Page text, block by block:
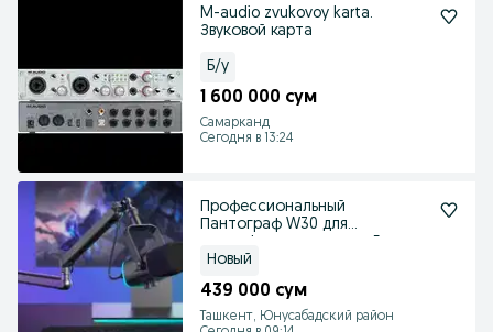
M-audio zvukovoy karta.
Звуковой карта
Б/у
1 600 000 сум
Самарканд
Сегодня в 13:24
Профессиональный
Пантограф W30 для
доставка
Новый
439 000 сум
Ташкент, Юнусабадский район